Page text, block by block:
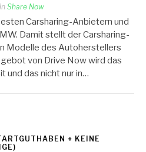
in Share Now
Carsharing-Anbietern und
Damit stellt der Carsharing-
Modelle des Autoherstellers
von Drive Now wird das
und das nicht nur in…
+ KEINE